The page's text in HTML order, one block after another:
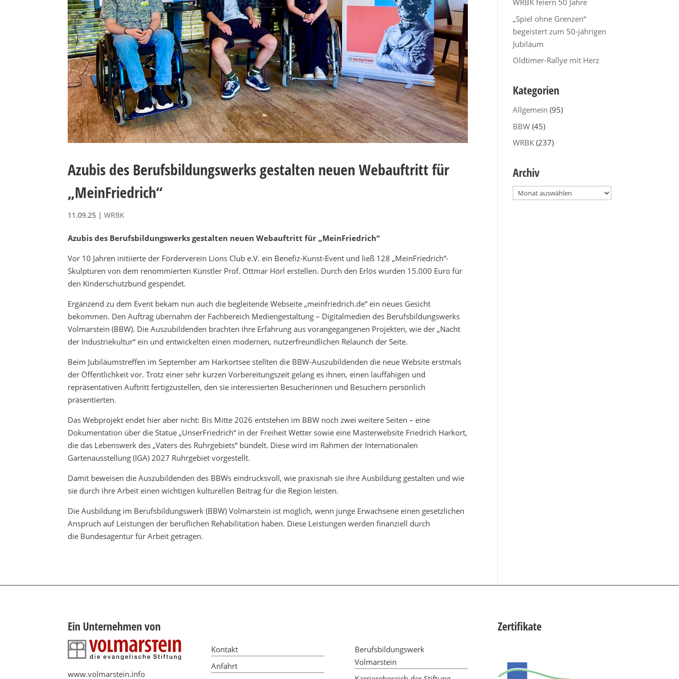
Azubis des Berufsbildungswerks gestalten neuen Webauftritt für
„MeinFriedrich“
11.09.25 |WRBK
Azubis des Berufsbildungswerks gestalten neuen Webauftritt für „MeinFriedrich“
Vor 10 Jahren initiierte der Förderverein Lions Club e.V. ein Benefiz-Kunst-Event und ließ 128 „MeinFriedrich“-
Skulpturen von dem renommierten Künstler Prof. Ottmar Hörl erstellen. Durch den Erlös wurden 15.000 Euro für
den Kinderschutzbund gespendet.
Ergänzend zu dem Event bekam nun auch die begleitende Webseite „meinfriedrich.de“ ein neues Gesicht
bekommen. Den Auftrag übernahm der Fachbereich Mediengestaltung – Digitalmedien des Berufsbildungswerks
Volmarstein (BBW). Die Auszubildenden brachten ihre Erfahrung aus vorangegangenen Projekten, wie der „Nacht
der Industriekultur“ ein und entwickelten einen modernen, nutzerfreundlichen Relaunch der Seite.
Beim Jubiläumstreffen im September am Harkortsee stellten die BBW-Auszubildenden die neue Website erstmals
der Öffentlichkeit vor. Trotz einer sehr kurzen Vorbereitungszeit gelang es ihnen, einen lauffähigen und
repräsentativen Auftritt fertigzustellen, den sie interessierten Besucherinnen und Besuchern persönlich
präsentierten.
Das Webprojekt endet hier aber nicht: Bis Mitte 2026 entstehen im BBW noch zwei weitere Seiten – eine
Dokumentation über die Statue „UnserFriedrich“ in der Freiheit Wetter sowie eine Masterwebsite Friedrich Harkort,
die das Lebenswerk des „Vaters des Ruhrgebiets“ bündelt. Diese wird im Rahmen der Internationalen
Gartenausstellung (IGA) 2027 Ruhrgebiet vorgestellt.
Damit beweisen die Auszubildenden des BBWs eindrucksvoll, wie praxisnah sie ihre Ausbildung gestalten und wie
sie durch ihre Arbeit einen wichtigen kulturellen Beitrag für die Region leisten.
Die Ausbildung im Berufsbildungswerk (BBW) Volmarstein ist möglich, wenn junge Erwachsene einen gesetzlichen
Anspruch auf Leistungen der beruflichen Rehabilitation haben. Diese Leistungen werden finanziell durch
die Bundesagentur für Arbeit getragen.
WRBK feiern 50 Jahre
„Spiel ohne Grenzen“
begeistert zum 50-jährigen
Jubiläum
Oldtimer-Rallye mit Herz
Kategorien
Allgemein (95)
BBW (45)
WRBK (237)
Archiv
Archiv
Ein Unternehmen von
www.volmarstein.info
Kontakt
Anfahrt
Berufsbildungswerk
Volmarstein
Zertifikate